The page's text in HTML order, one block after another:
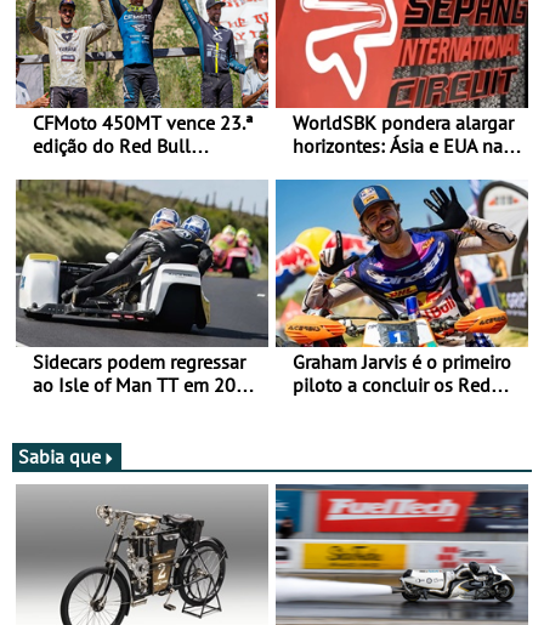
CFMoto 450MT vence 23.ª
edição do Red Bull
Categorias Adventure -
Vitória na Ultimate, Core e
Lite
WorldSBK pondera alargar
horizontes: Ásia e EUA na
Sidecars podem regressar
ao Isle of Man TT em 2027
Graham Jarvis é o primeiro
piloto a concluir os Red
Sabia que